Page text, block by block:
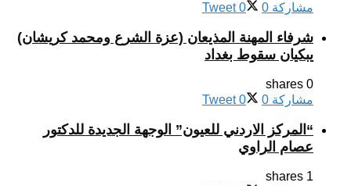
مشاركة 0
Tweet 0
شرفاء المهنة المذيعان (عزة الشرع ومحمد كريشان)
يبكيان سقوط بغداد
0 shares
مشاركة 0
Tweet 0
“المركز الاردني للعيون” الوجهة الجديدة للدكتور
عصام الراوي
1 shares